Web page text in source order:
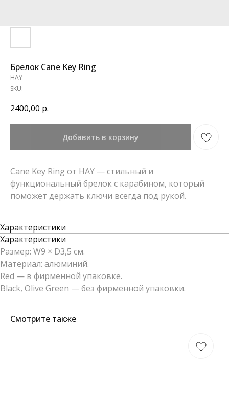
Брелок Cane Key Ring
HAY
SKU:
2400,00 р.
Добавить в корзину
Cane Key Ring от HAY — стильный и
функциональный брелок с карабином, который
поможет держать ключи всегда под рукой.
Характеристики
Характеристики
Размер: W9 × D3,5 см.
Материал: алюминий.
Red — в фирменной упаковке.
Black, Olive Green — без фирменной упаковки.
Смотрите также